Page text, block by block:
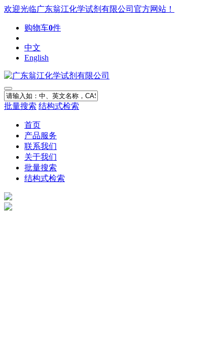
欢迎光临广东翁江化学试剂有限公司官方网站！
购物车0件
中文
English
批量搜索 结构式检索
首页
产品服务
联系我们
关于我们
批量搜索
结构式检索